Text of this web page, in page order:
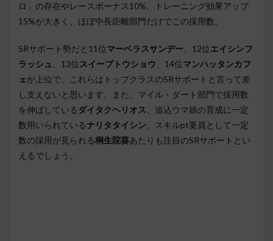
ロ」の存在やレースボーナス10%、トレーニング効果アップ
15%が大きく、ほぼ中長距離部門だけでこの採用数。
SRサポート勢だと11位マーベラスサンデー 、12位エイシンフ
ラッシュ
、13位スイープトウショウ 、14位マンハッタンカフ
ェが上位で、これらはトップクラスのSRサポートと言って差
し支えないと思います。また、マイル・ダート部門で採用数
を伸ばしているダイタクヘリオス
、追込ウマ娘の育成に一定
数用いられているナリタタイシン 、スキルpt要員として一定
数の採用が見られる桐生院葵あたりも注目のSRサポートとい
えるでしょう。